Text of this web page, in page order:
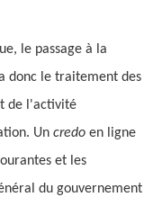
le passage à la
donc le traitement des
de l'activité
Un credo en ligne
et les
du gouvernement